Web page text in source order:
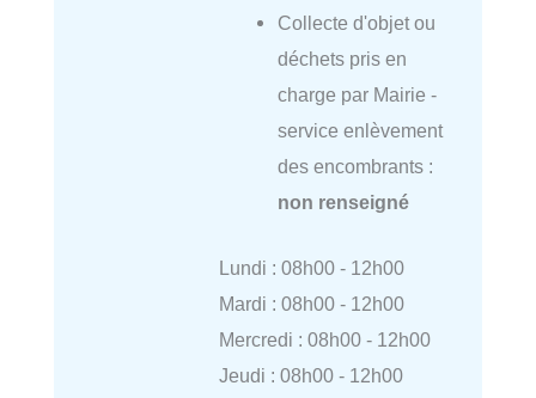
Collecte d'objet ou
déchets pris en
charge par Mairie -
service enlèvement
des encombrants :
non renseigné
Lundi : 08h00 - 12h00
Mardi : 08h00 - 12h00
Mercredi : 08h00 - 12h00
Jeudi : 08h00 - 12h00